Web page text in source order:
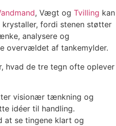
, Vægt og Tvilling kan
fordi stenen støtter
analysere og
overvældet af tankemylder.
hvad de tre tegn ofte oplever
visionær tænkning og
idéer til handling.
at se tingene klart og